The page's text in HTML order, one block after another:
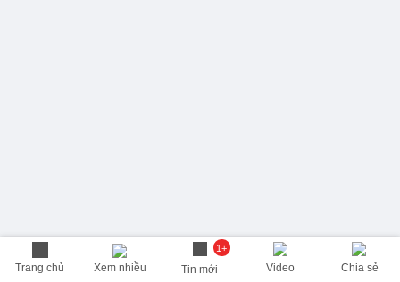
Trang chủ Xem nhiều
1+
Tin mới Video Chia sẻ